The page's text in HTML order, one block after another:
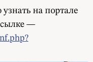
на портале
—